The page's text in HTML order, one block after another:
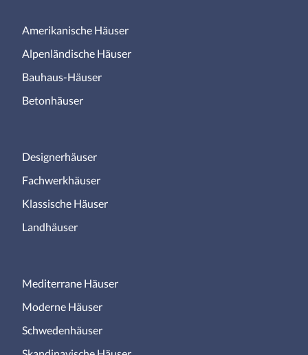
Amerikanische Häuser
Alpenländische Häuser
Bauhaus-Häuser
Betonhäuser
Designerhäuser
Fachwerkhäuser
Klassische Häuser
Landhäuser
Mediterrane Häuser
Moderne Häuser
Schwedenhäuser